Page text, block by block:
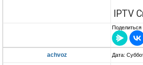
IPTV
achvoz Дата: